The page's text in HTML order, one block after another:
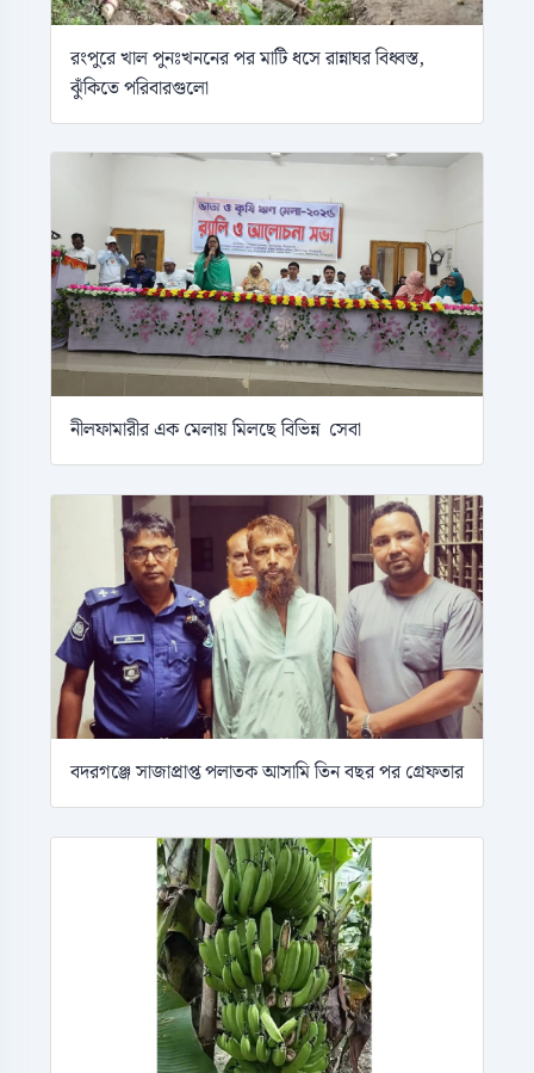
রংপুরে খাল পুনঃখননের পর মাটি ধসে রান্নাঘর বিধ্বস্ত,
ঝুঁকিতে পরিবারগুলো
নীলফামারীর এক মেলায় মিলছে বিভিন্ন সেবা
বদরগঞ্জে সাজাপ্রাপ্ত পলাতক আসামি তিন বছর পর গ্রেফতার